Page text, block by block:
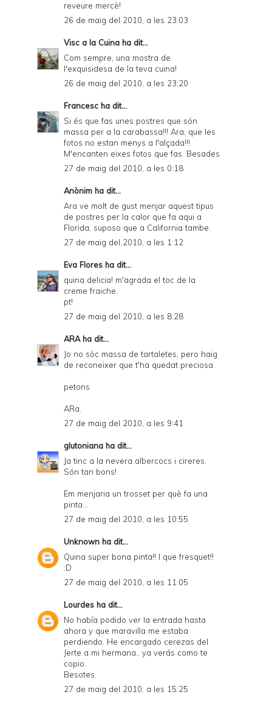
reveure mercè!
26 de maig del 2010, a les 23:03
Visc a la Cuina ha dit...
Com sempre, una mostra de
l'exquisidesa de la teva cuina!
26 de maig del 2010, a les 23:20
Francesc ha dit...
Si és que fas unes postres que són
massa per a la carabassa!!! Ara, que les
fotos no estan menys a l'alçada!!!
M'encanten eixes fotos que fas. Besades
27 de maig del 2010, a les 0:18
Anònim ha dit...
Ara ve molt de gust menjar aquest tipus
de postres per la calor que fa aqui a
Florida, suposo que a California tambe.
27 de maig del 2010, a les 1:12
Eva Flores ha dit...
quina delicia! m'agrada el toc de la
creme fraiche.
pt!
27 de maig del 2010, a les 8:28
ARAha dit...
Jo no sòc massa de tartaletes, pero haig
de reconeixer que t'ha quedat preciosa.
petons
ARa.
27 de maig del 2010, a les 9:41
glutoniana ha dit...
Ja tinc a la nevera albercocs i cireres.
Són tan bons!
Em menjaria un trosset per què fa una
pinta...
27 de maig del 2010, a les 10:55
Unknown ha dit...
Quina super bona pinta!! I que fresquet!!
:D
27 de maig del 2010, a les 11:05
Lourdes ha dit...
No había podido ver la entrada hasta
ahora y que maravilla me estaba
perdiendo. He encargado cerezas del
Jerte a mi hermana.. ya verás como te
copio.
Besotes.
27 de maig del 2010, a les 15:25